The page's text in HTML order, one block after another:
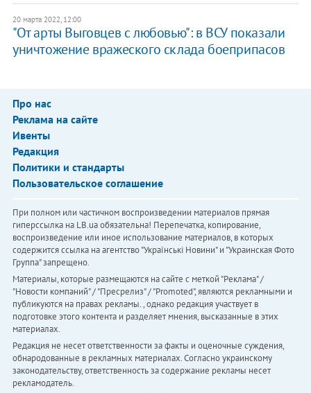
20 марта 2022, 12:00
"От арты Выговцев с любовью": в ВСУ показали
уничтожение вражеского склада боеприпасов
Про нас
Реклама на сайте
Ивенты
Редакция
Политики и стандарты
Пользовательское соглашение
При полном или частичном воспроизведении материалов прямая
гиперссылка на LB.ua обязательна! Перепечатка, копирование,
воспроизведение или иное использование материалов, в которых
содержится ссылка на агентство "Українськi Новини" и "Украинская Фото
Группа" запрещено.
Материалы, которые размещаются на сайте с меткой "Реклама" /
"Новости компаний" / "Пресрелиз" / "Promoted", являются рекламными и
публикуются на правах рекламы. , однако редакция участвует в
подготовке этого контента и разделяет мнения, высказанные в этих
материалах.
Редакция не несет ответственности за факты и оценочные суждения,
обнародованные в рекламных материалах. Согласно украинскому
законодательству, ответственность за содержание рекламы несет
рекламодатель.